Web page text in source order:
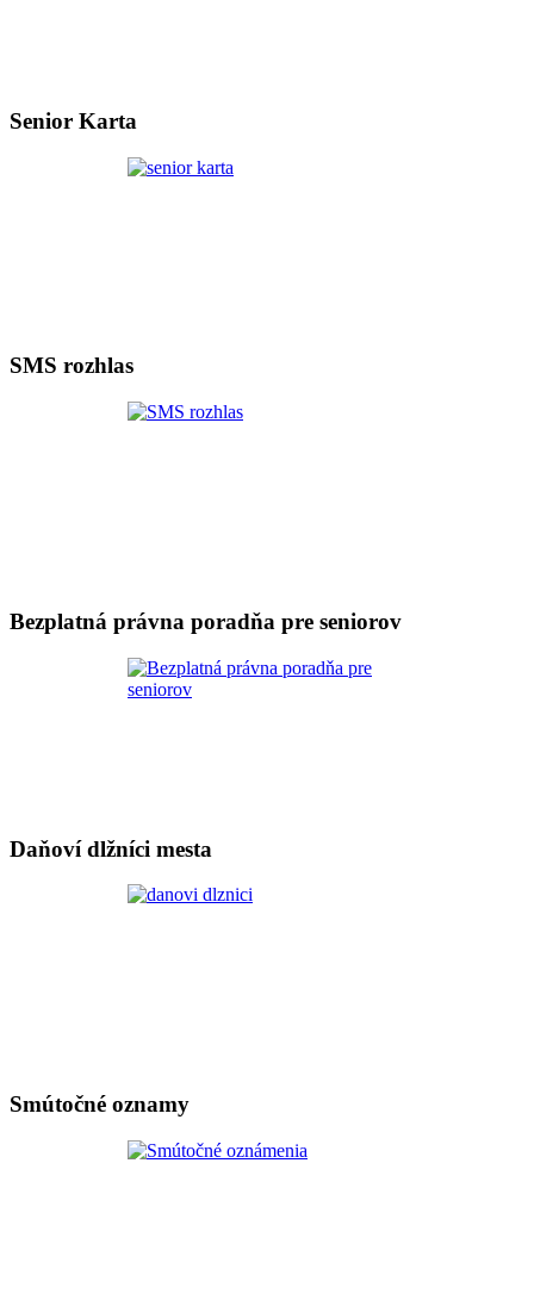
Senior Karta
SMS rozhlas
Bezplatná právna poradňa pre seniorov
Daňoví dlžníci mesta
Smútočné oznamy